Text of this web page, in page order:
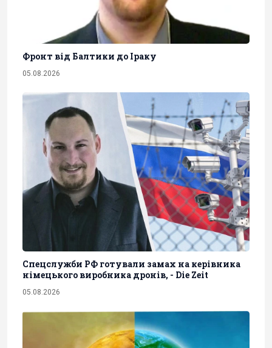
Фронт від Балтики до Іраку
05.08.2026
Спецслужби РФ готували замах на керівника
німецького виробника дронів, - Die Zeit
05.08.2026